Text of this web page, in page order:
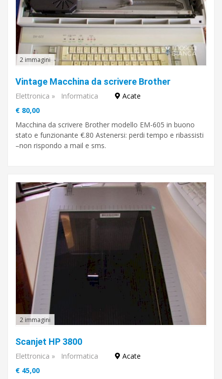
2 immagini
Vintage Macchina da scrivere Brother
Elettronica » Informatica
Acate
€ 80,00
Macchina da scrivere Brother modello EM-605 in buono
stato e funzionante €.80 Astenersi: perdi tempo e ribassisti
–non rispondo a mail e sms.
2 immagini
Scanjet HP 3800
Elettronica » Informatica
Acate
€ 45,00